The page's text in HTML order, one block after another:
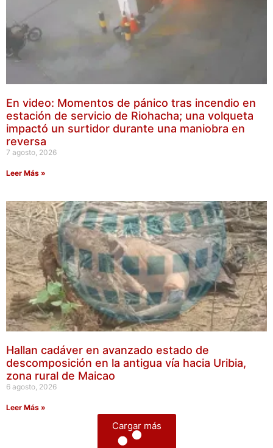
En video: Momentos de pánico tras incendio en
estación de servicio de Riohacha; una volqueta
impactó un surtidor durante una maniobra en
reversa
7 agosto, 2026
Leer Más »
Hallan cadáver en avanzado estado de
descomposición en la antigua vía hacia Uribia,
zona rural de Maicao
6 agosto, 2026
Leer Más »
Cargar más